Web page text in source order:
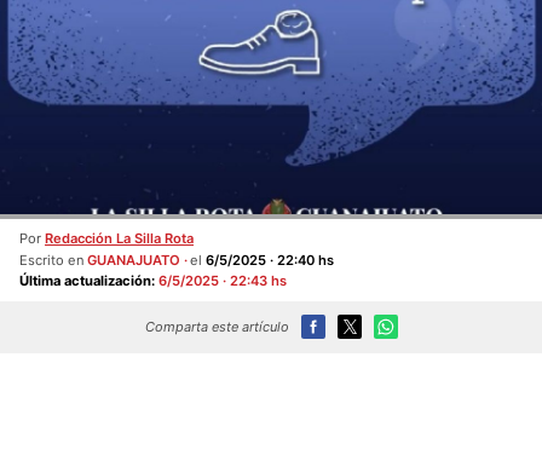
Por Redacción La Silla Rota
Escrito en GUANAJUATO el 6/5/2025 · 22:40 hs
Última actualización: 6/5/2025 · 22:43 hs
Comparta este artículo